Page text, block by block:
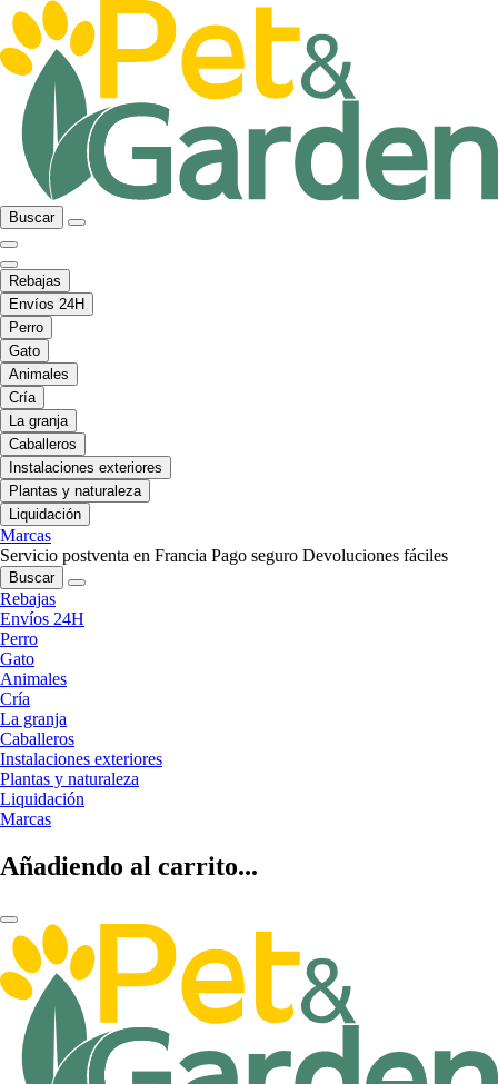
Buscar
Rebajas
Envíos 24H
Perro
Gato
Animales
Cría
La granja
Caballeros
Instalaciones exteriores
Plantas y naturaleza
Liquidación
Marcas
Servicio postventa en Francia Pago seguro Devoluciones fáciles
Buscar
Rebajas
Envíos 24H
Perro
Gato
Animales
Cría
La granja
Caballeros
Instalaciones exteriores
Plantas y naturaleza
Liquidación
Marcas
Añadiendo al carrito...